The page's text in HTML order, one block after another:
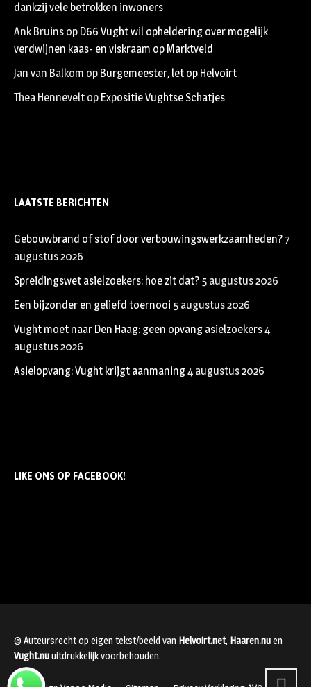
dankzij vele betrokken inwoners
Ank Bruins op D66 Vught wil opheldering over mogelijk
verdwijnen kaas- en viskraam op Marktveld
Jan van Balkom op Burgemeester, let op Helvoirt
Thea Hennevelt op Expositie Vughtse Schatjes
LAATSTE BERICHTEN
Gebouwbrand of stof door verbouwingswerkzaamheden?7
augustus 2026
Spreidingswet asielzoekers: hoe zit dat? 5 augustus 2026
Een bijzonder en geliefd toernooi 5 augustus 2026
Vught moet naar Den Haag: geen opvang asielzoekers4
augustus 2026
Asielopvang: Vught krijgt aanmaning4 augustus 2026
LIKE ONS OP FACEBOOK!
© Auteursrecht op eigen tekst/beeld van Helvoirt.net, Haaren.nuen
Vught.nuuitdrukkelijk voorbehouden.